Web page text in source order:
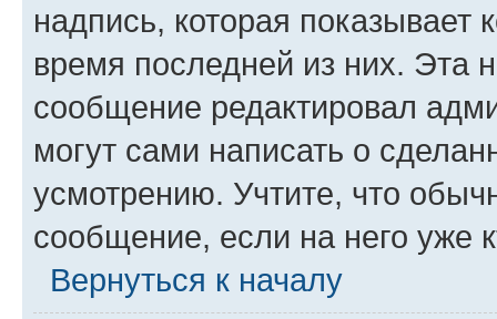
надпись, которая показывает
время последней из них. Эта
сообщение редактировал
могут сами написать о
усмотрению. Учтите, что
сообщение, если на него уже
Вернуться к началу